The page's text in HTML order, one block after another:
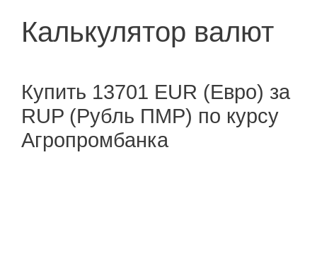
Калькулятор валют
Купить 13701 EUR (Евро) за
RUP (Рубль ПМР) по курсу
Агропромбанка